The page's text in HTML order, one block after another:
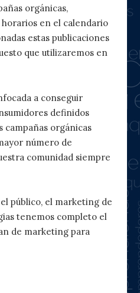
orgánicas,
en el calendario
estas publicaciones
que utilizaremos en
a conseguir
definidos
orgánicas
número de
comunidad siempre
público, el marketing de
tenemos completo el
de marketing para